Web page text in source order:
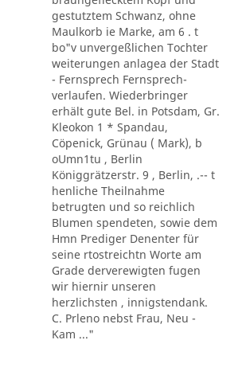
gestutztem Schwanz, ohne
Maulkorb ie Marke, am 6 . t
bo"v unvergeßlichen Tochter
weiterungen anlagea der Stadt
- Fernsprech Fernsprech-
verlaufen. Wiederbringer
erhält gute Bel. in Potsdam, Gr.
Kleokon 1 * Spandau,
Cöpenick, Grünau ( Mark), b
oUmn1tu , Berlin
Königgrätzerstr. 9 , Berlin, .-- t
henliche Theilnahme
betrugten und so reichlich
Blumen spendeten, sowie dem
Hmn Prediger Denenter für
seine rtostreichtn Worte am
Grade derverewigten fugen
wir hiernir unseren
herzlichsten , innigstendank.
C. Prleno nebst Frau, Neu -
Kam ..."